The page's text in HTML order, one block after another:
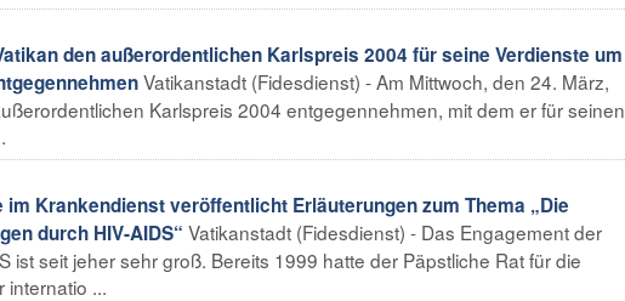
den außerordentlichen Karlspreis 2004 für seine Verdienste um
Vatikanstadt (Fidesdienst) - Am Mittwoch, den 24. März,
Karlspreis 2004 entgegennehmen, mit dem er für seinen
Krankendienst veröffentlicht Erläuterungen zum Thema „Die
durch HIV-AIDS“ Vatikanstadt (Fidesdienst) - Das Engagement der
ist seit jeher sehr groß. Bereits 1999 hatte der Päpstliche Rat für die
internatio ...